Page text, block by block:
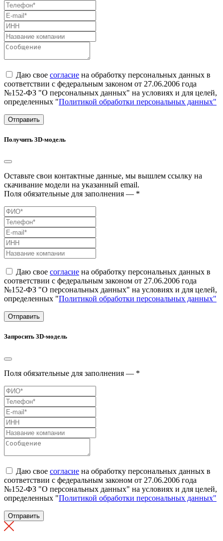
Даю свое согласие на обработку персональных данных в
соответствии с федеральным законом от 27.06.2006 года
№152-ФЗ "О персональных данных" на условиях и для целей,
определенных "Политикой обработки персональных данных"
Отправить
Получить 3D-модель
Оставьте свои контактные данные, мы вышлем ссылку на
скачивание модели на указанный email.
Поля обязательные для заполнения — *
Даю свое согласие на обработку персональных данных в
соответствии с федеральным законом от 27.06.2006 года
№152-ФЗ "О персональных данных" на условиях и для целей,
определенных "Политикой обработки персональных данных"
Отправить
Запросить 3D-модель
Поля обязательные для заполнения — *
Даю свое согласие на обработку персональных данных в
соответствии с федеральным законом от 27.06.2006 года
№152-ФЗ "О персональных данных" на условиях и для целей,
определенных "Политикой обработки персональных данных"
Отправить